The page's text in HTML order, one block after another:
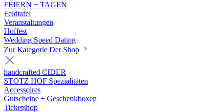
FEIERN + TAGEN
Feldtafel
Veranstaltungen
Hoffest
Wedding Speed Dating
Zur Kategorie Der Shop
handcrafted CIDER
STOTZ HOF Spezialitäten
Accessoires
Gutscheine + Geschenkboxen
Ticketshop